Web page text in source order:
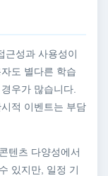
근성과 사용성이
도 별다른 학습
우가 많습니다.
적 이벤트는 부담
텐츠 다양성에서
있지만, 일정 기